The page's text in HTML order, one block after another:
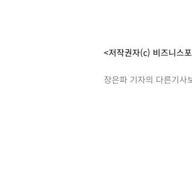
<저작권자(c) 비즈니스
장은파 기자의 다른기사